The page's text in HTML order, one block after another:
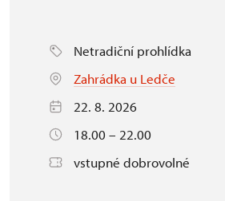
Netradiční prohlídka
Zahrádka u Ledče
22. 8. 2026
18.00 – 22.00
vstupné dobrovolné